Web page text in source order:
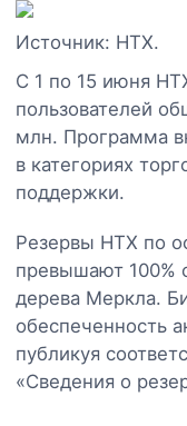
Источник: HTX.
С 1 по 15 июня
пользователей
млн. Программа
в категориях
поддержки.
Резервы HTX по
превышают 100%
дерева Меркла.
обеспеченность
публикуя
«Сведения о